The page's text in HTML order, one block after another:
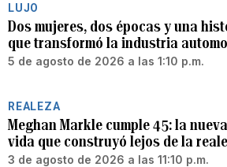
LUJO
Dos mujeres, dos épocas y una
que transformó la industria
5 de agosto de 2026 a las 1:10 p.m.
REALEZA
Meghan Markle cumple 45: la nueva
vida que construyó lejos de la
3 de agosto de 2026 a las 11:10 p.m.